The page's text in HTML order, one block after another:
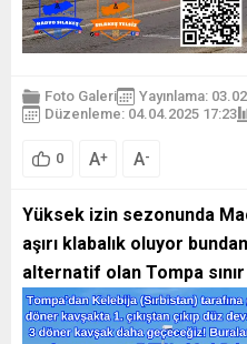
Foto Galeri
Yayınlama:
Düzenleme: 04.04.2025 17:23
0 A+ A-
Yüksek izin sezonunda
aşırı klabalık oluyor
alternatif olan Tompa sınır